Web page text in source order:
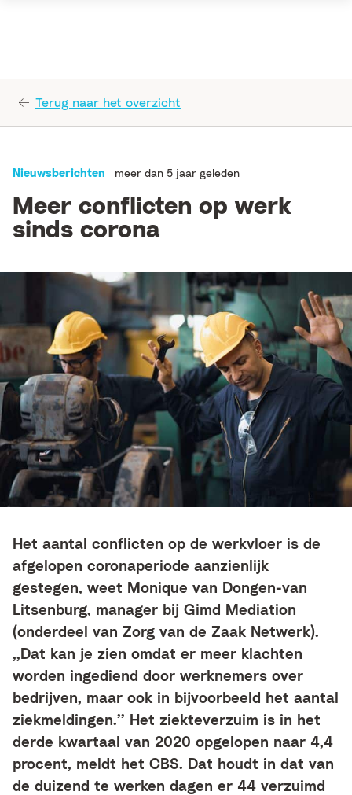
Terug naar het overzicht
Nieuwsberichten meer dan 5 jaar geleden
Meer conflicten op werk
sinds corona
Het aantal conflicten op de werkvloer is de
afgelopen coronaperiode aanzienlijk
gestegen, weet Monique van Dongen-van
Litsenburg, manager bij Gimd Mediation
(onderdeel van Zorg van de Zaak Netwerk).
,,Dat kan je zien omdat er meer klachten
worden ingediend door werknemers over
bedrijven, maar ook in bijvoorbeeld het aantal
ziekmeldingen.’’ Het ziekteverzuim is in het
derde kwartaal van 2020 opgelopen naar 4,4
procent, meldt het CBS. Dat houdt in dat van
de duizend te werken dagen er 44 verzuimd